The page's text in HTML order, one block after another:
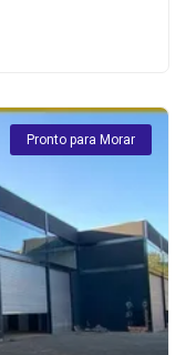
Pronto para Morar